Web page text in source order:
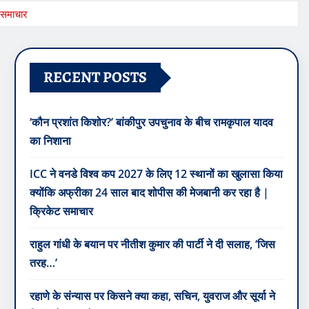
RECENT POSTS
‘कौन प्रशांत किशोर?’ बांकीपुर उपचुनाव के बीच रामकृपाल यादव
का निशाना
ICC ने वनडे विश्व कप 2027 के लिए 12 स्थानों का खुलासा किया
क्योंकि अफ्रीका 24 साल बाद शोपीस की मेजबानी कर रहा है |
क्रिकेट समाचार
राहुल गांधी के बयान पर नीतीश कुमार की पार्टी ने दी सलाह, ‘जिस
तरह…’
रहाणे के संन्यास पर किसने क्या कहा, सचिन, युवराज और सूर्या ने